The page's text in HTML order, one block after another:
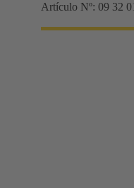
Artículo Nº: 09 32